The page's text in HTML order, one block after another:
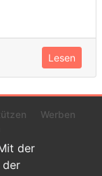
Lesen
Werben
der
der